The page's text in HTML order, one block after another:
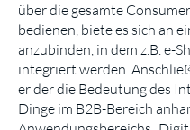
über die gesamte
bedienen, biete es sich an
anzubinden, in dem z.B. e-
integriert werden.
er der die Bedeutung des
Dinge im B2B-Bereich